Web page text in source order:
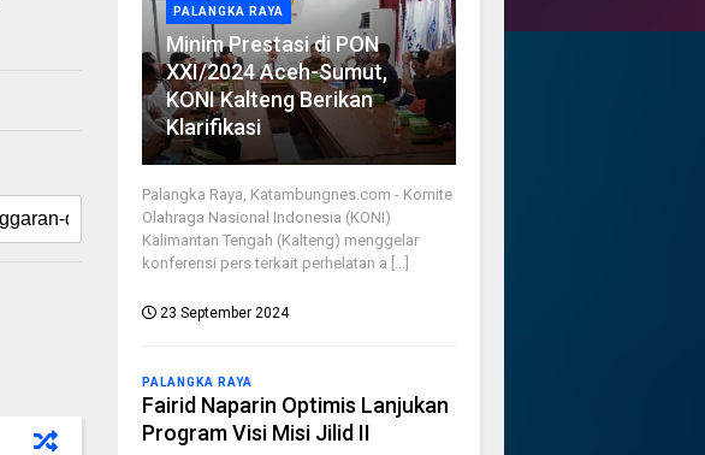
PALANGKA RAYA
Minim Prestasi di PON
XXI/2024 Aceh-Sumut,
KONI Kalteng Berikan
Klarifikasi
Palangka Raya, Katambungnes.com - Komite
Olahraga Nasional Indonesia (KONI)
Kalimantan Tengah (Kalteng) menggelar
konferensi pers terkait perhelatan a [...]
23 September 2024
PALANGKA RAYA
Fairid Naparin Optimis Lanjukan
Program Visi Misi Jilid II